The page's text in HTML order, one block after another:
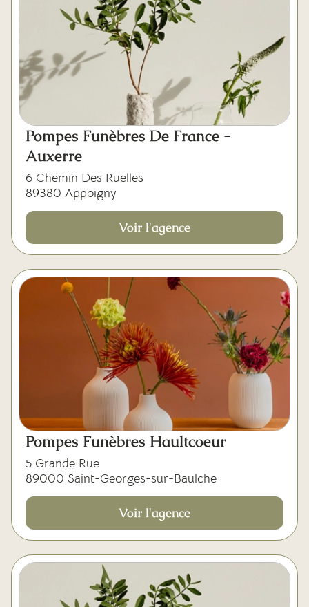
Pompes Funèbres De France -
Auxerre
6 Chemin Des Ruelles
89380 Appoigny
Voir l'agence
Pompes Funèbres Haultcoeur
5 Grande Rue
89000 Saint-Georges-sur-Baulche
Voir l'agence